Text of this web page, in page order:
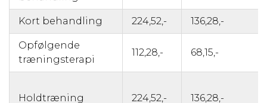
Kort behandling 224,52,- 136,28,-
Opfølgende
træningsterapi
112,28,- 68,15,-
Holdtræning 224,52,- 136,28,-